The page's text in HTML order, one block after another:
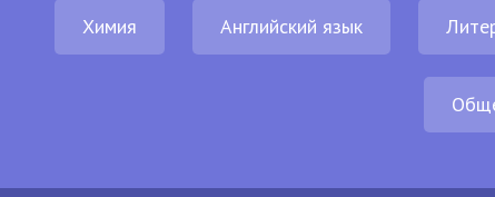
Химия Английский язык